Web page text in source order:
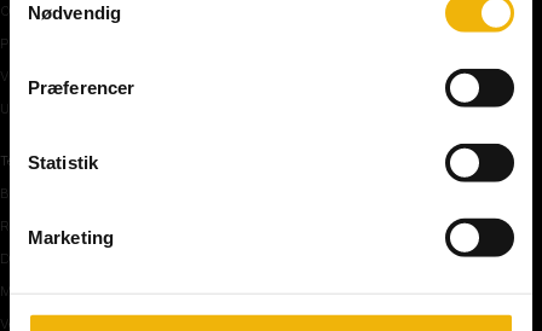
Nødvendig
Præferencer
Statistik
Marketing
Oplysningstavler
Påbudstavler
Vigepligtstavler
Undertavler
Teoriundervisning
Bilens teknik
Risikoforhold
De første manøvre på vej
Manøvre på vej
Vejkryds